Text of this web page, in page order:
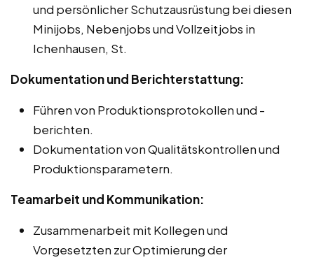
und persönlicher Schutzausrüstung bei diesen
Minijobs, Nebenjobs und Vollzeitjobs in
Ichenhausen, St.
Dokumentation und Berichterstattung:
Führen von Produktionsprotokollen und -
berichten.
Dokumentation von Qualitätskontrollen und
Produktionsparametern.
Teamarbeit und Kommunikation:
Zusammenarbeit mit Kollegen und
Vorgesetzten zur Optimierung der